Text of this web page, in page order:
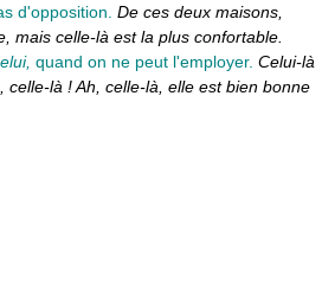
d'opposition. De ces deux maisons,
mais celle-là est la plus confortable.
quand on ne peut l'employer. Celui-là
celle-là ! Ah, celle-là, elle est bien bonne